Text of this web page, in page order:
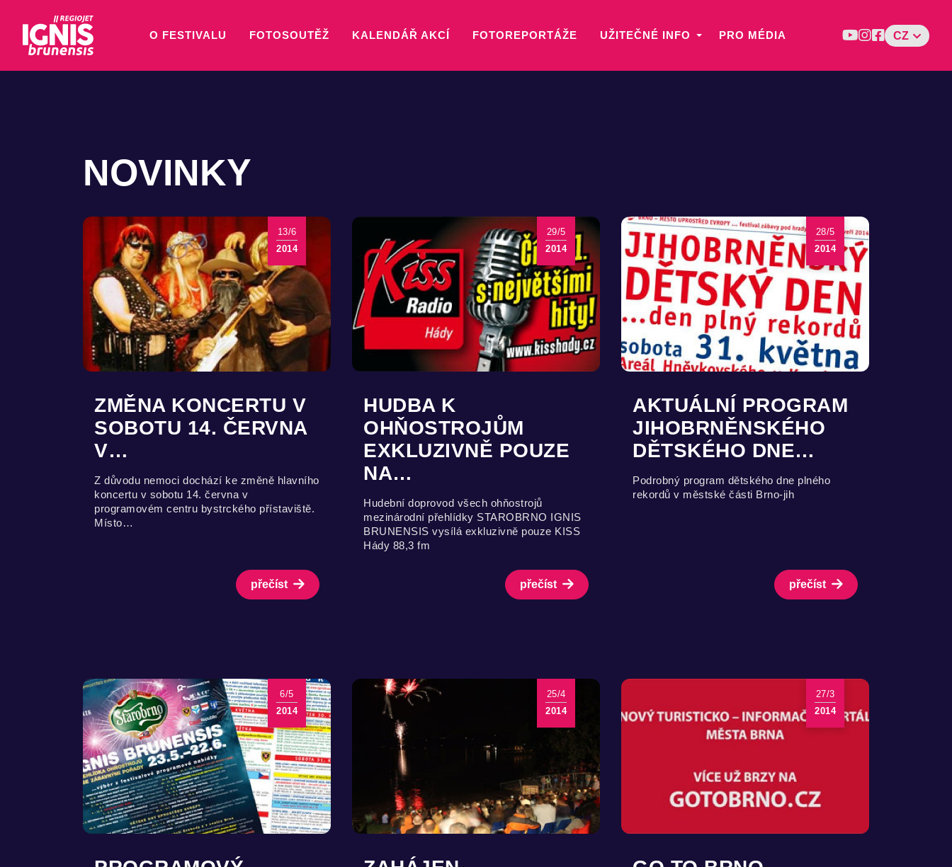
O FESTIVALU FOTOSOUTĚŽ KALENDÁŘ AKCÍ FOTOREPORTÁŽE UŽITEČNÉ INFO PRO MÉDIA CZ
NOVINKY
13/6
2014
ZMĚNA KONCERTU V
SOBOTU 14. ČERVNA
V…
Z důvodu nemoci dochází ke změně hlavního
koncertu v sobotu 14. června v
programovém centru bystrckého přístaviště.
Místo…
přečíst
29/5
2014
HUDBA K
OHŇOSTROJŮM
EXKLUZIVNĚ POUZE
NA…
Hudební doprovod všech ohňostrojů
mezinárodní přehlídky STAROBRNO IGNIS
BRUNENSIS vysílá exkluzivně pouze KISS
Hády 88,3 fm
přečíst
28/5
2014
AKTUÁLNÍ PROGRAM
JIHOBRNĚNSKÉHO
DĚTSKÉHO DNE…
Podrobný program dětského dne plného
rekordů v městské části Brno-jih
přečíst
6/5
2014
25/4
2014
27/3
2014